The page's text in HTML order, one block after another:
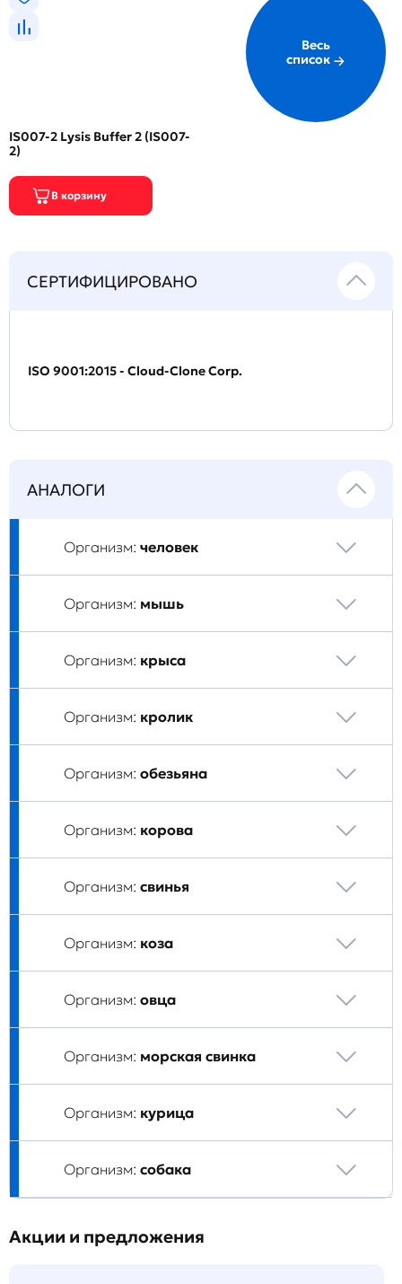
IS007-2 Lysis Buffer 2 (IS007-
2)
Весь
список
СЕРТИФИЦИРОВАНО
ISO 9001:2015 - Cloud-Clone Corp.
АНАЛОГИ
Организм: человек
Организм: мышь
Организм: крыса
Организм: кролик
Организм: обезьяна
Организм: корова
Организм: свинья
Организм: коза
Организм: овца
Организм: морская свинка
Организм: курица
Организм: собака
Акции и предложения